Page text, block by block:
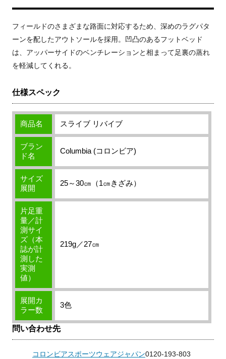
フィールドのさまざまな路面に対応するため、深めのラグパタ
ーンを配したアウトソールを採用。凹凸のあるフットベッド
は、アッパーサイドのベンチレーションと相まって足裏の蒸れ
を軽減してくれる。
仕様スペック
商品名 スライブ リバイブ
ブラン
ド名
Columbia (コロンビア)
サイズ
展開
25～30㎝（1㎝きざみ）
片足重
量／計
測サイ
ズ（本
誌が計
測した
実測
値）
219g／27㎝
展開カ
ラー数
3色
問い合わせ先
コロンビアスポーツウェアジャパン0120-193-803